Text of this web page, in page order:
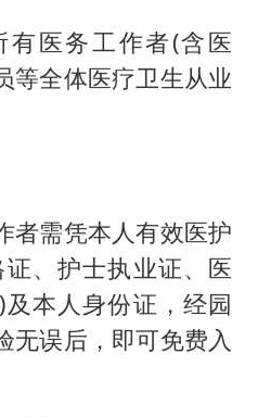
有医务工作者(含医
等全体医疗卫生从业
者需凭本人有效医护
、护士执业证、医
本人身份证，经园
无误后，即可免费入